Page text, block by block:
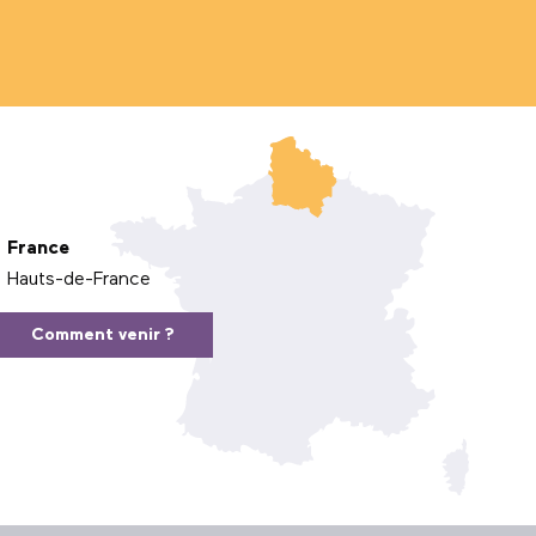
France
Hauts-de-France
Comment venir ?